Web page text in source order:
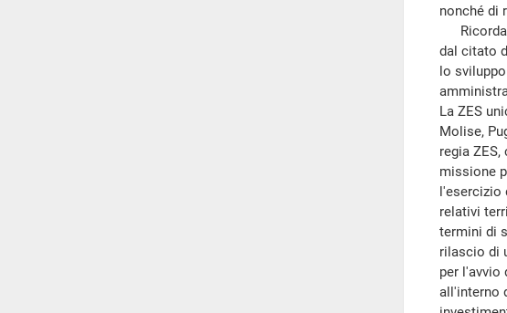
nonché di
Ricorda
dal citato
lo
La ZES
Molise,
regia
missione
l'esercizio
relativi
termini di
rilascio di
per l'avvio
all'interno